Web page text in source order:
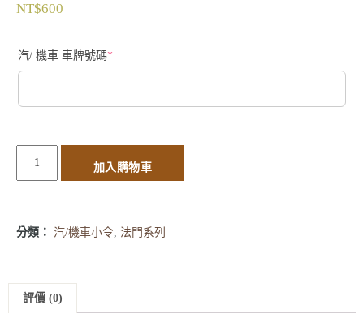
NT$600
汽/ 機車 車牌號碼*
加入購物車
分類： 汽/機車小令, 法門系列
評價 (0)